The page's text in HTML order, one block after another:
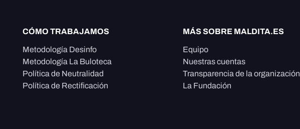
CÓMO TRABAJAMOS
Metodología Desinfo
Metodología La Buloteca
Política de Neutralidad
Política de Rectificación
MÁS SOBRE MALDITA.ES
Equipo
Nuestras cuentas
Transparencia de la organización
La Fundación